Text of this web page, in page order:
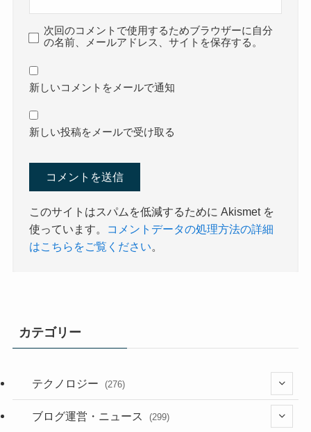
次回のコメントで使用するためブラウザーに自分
の名前、メールアドレス、サイトを保存する。
新しいコメントをメールで通知
新しい投稿をメールで受け取る
このサイトはスパムを低減するために Akismet を
使っています。
コメントデータの処理方法の詳細
はこちらをご覧ください
カテゴリー
テクノロジー (276)
(36)
ブログ運営・ニュース (299)